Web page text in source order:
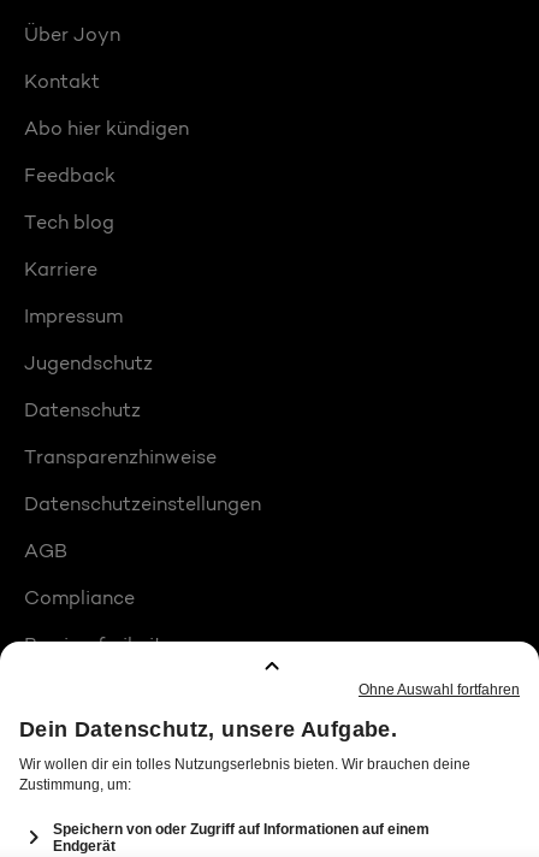
Über Joyn
Kontakt
Abo hier kündigen
Feedback
Tech blog
Karriere
Impressum
Jugendschutz
Datenschutz
Transparenzhinweise
Datenschutzeinstellungen
AGB
Compliance
Barrierefreiheit